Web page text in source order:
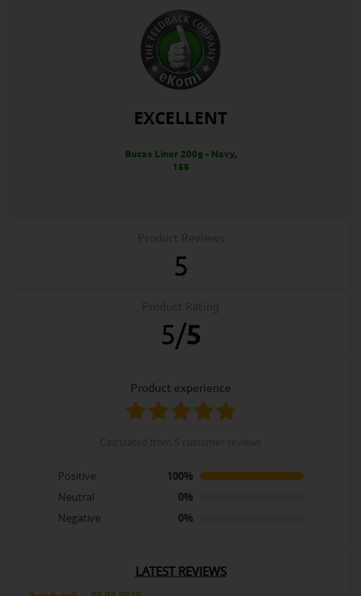
EXCELLENT
Bucas Liner 200g - Navy,
155
5
5/5
product experience
Positive
100%
Neutral
0%
Negative
0%
LATEST REVIEWS